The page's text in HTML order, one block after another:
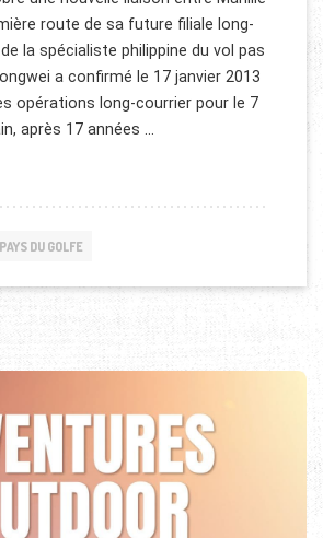
route de sa future filiale long-
de la spécialiste philippine du vol pas
a confirmé le 17 janvier 2013
opérations long-courrier pour le 7
après 17 années …
PHILIPPINES EN LOW COST
PAYS DU GOLFE